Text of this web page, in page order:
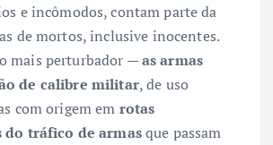
e incômodos, contam parte da
de mortos, inclusive inocentes.
mais perturbador —as armas
de calibre militar, de uso
com origem em rotas
tráfico de armasque passam